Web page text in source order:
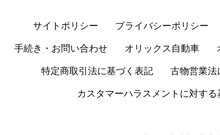
サイトポリシー プライバシーポリシー
手続き・お問い合わせ オリックス自動車
特定商取引法に基づく表記 古物営業法
カスタマーハラスメントに対する